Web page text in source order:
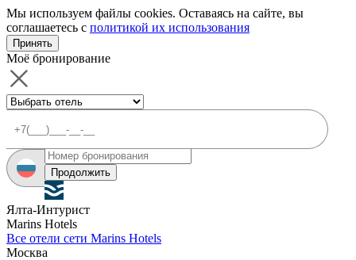
Мы используем файлы cookies. Оставаясь на сайте, вы
соглашаетесь с политикой их использования
Принять
Моё бронирование
Продолжить
Ялта-Интурист
Marins Hotels
Все отели сети Marins Hotels
Москва